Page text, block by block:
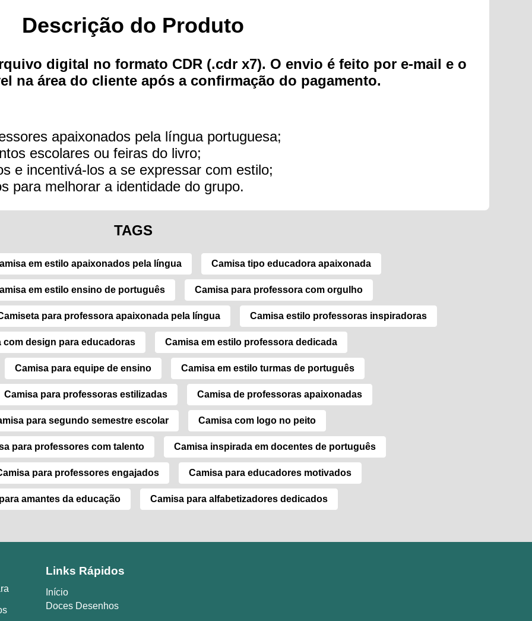
Descrição do Produto
digital no formato CDR (.cdr x7). O envio é feito por e-mail e o
na área do cliente após a confirmação do pagamento.
apaixonados pela língua portuguesa;
escolares ou feiras do livro;
e incentivá-los a se expressar com estilo;
para melhorar a identidade do grupo.
TAGS
em estilo apaixonados pela língua Camisa tipo educadora apaixonada
em estilo ensino de português Camisa para professora com orgulho
para professora apaixonada pela língua Camisa estilo professoras inspiradoras
com design para educadoras Camisa em estilo professora dedicada
Camisa para equipe de ensino Camisa em estilo turmas de português
Camisa para professoras estilizadas Camisa de professoras apaixonadas
para segundo semestre escolar Camisa com logo no peito
para professores com talento Camisa inspirada em docentes de português
para professores engajados Camisa para educadores motivados
amantes da educação Camisa para alfabetizadores dedicados
Links Rápidos
Início
Doces Desenhos